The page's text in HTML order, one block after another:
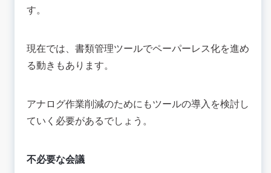
す。
現在では、書類管理ツールでペーパーレス化を進め
る動きもあります。
アナログ作業削減のためにもツールの導入を検討し
ていく必要があるでしょう。
不必要な会議